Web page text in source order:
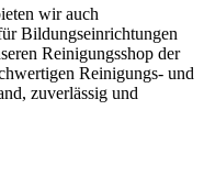
wir auch
Bildungseinrichtungen
Reinigungsshop der
Reinigungs- und
zuverlässig und